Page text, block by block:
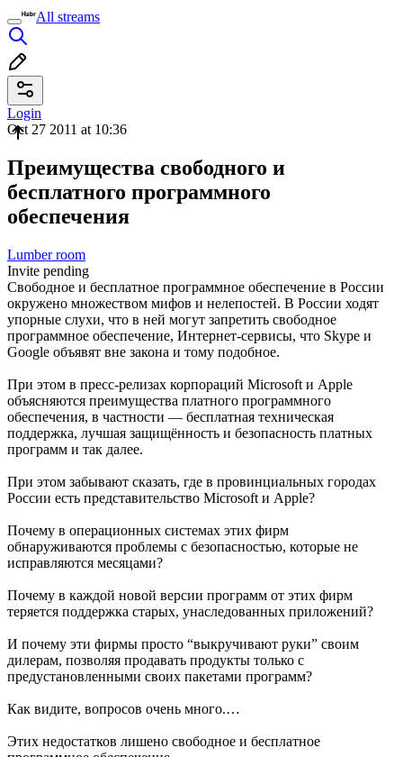
All streams
Login
Oct 27 2011 at 10:36
Преимущества свободного и
бесплатного программного
обеспечения
Lumber room
Invite pending
Свободное и бесплатное программное обеспечение в России
окружено множеством мифов и нелепостей. В России ходят
упорные слухи, что в ней могут запретить свободное
программное обеспечение, Интернет-сервисы, что Skype и
Google объявят вне закона и тому подобное.
При этом в пресс-релизах корпораций Microsoft и Apple
объясняются преимущества платного программного
обеспечения, в частности — бесплатная техническая
поддержка, лучшая защищённость и безопасность платных
программ и так далее.
При этом забывают сказать, где в провинциальных городах
России есть представительство Microsoft и Apple?
Почему в операционных системах этих фирм
обнаруживаются проблемы с безопасностью, которые не
исправляются месяцами?
Почему в каждой новой версии программ от этих фирм
теряется поддержка старых, унаследованных приложений?
И почему эти фирмы просто “выкручивают руки” своим
дилерам, позволяя продавать продукты только с
предустановленными своих пакетами программ?
Как видите, вопросов очень много.…
Этих недостатков лишено свободное и бесплатное